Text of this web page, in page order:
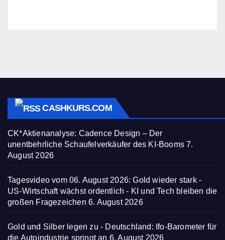
CASHKURS.COM
CK*Aktienanalyse: Cadence Design – Der
unentbehrliche Schaufelverkäufer des KI-Booms 7.
August 2026
Tagesvideo vom 06. August 2026: Gold wieder stark -
US-Wirtschaft wächst ordentlich - KI und Tech bleiben die
großen Fragezeichen 6. August 2026
Gold und Silber legen zu - Deutschland: Ifo-Barometer für
die Autoindustrie springt an 6. August 2026